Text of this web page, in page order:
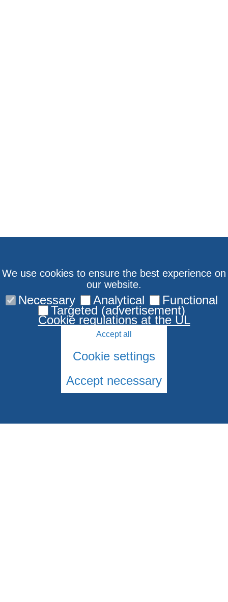
We use cookies to ensure the best experience on
our website.
Necessary Analytical Functional
Targeted (advertisement)
Cookie regulations at the UL
Accept all
Cookie settings
Accept necessary